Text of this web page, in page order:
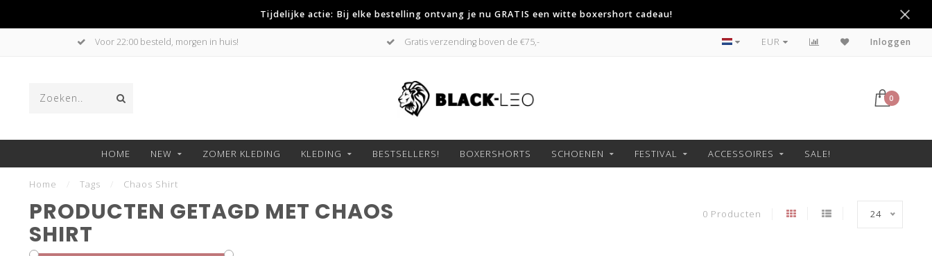
Tijdelijke actie: Bij elke bestelling ontvang je nu GRATIS een witte boxershort cadeau!
Voor 22:00 besteld, morgen in huis! Gratis verzending boven de €75,- Betaal achteraf met Klarna
EUR Inloggen
0
HOME NEW ZOMER KLEDING KLEDING BESTSELLERS! BOXERSHORTS SCHOENEN FESTIVAL ACCESSOIRES SALE!
Home Tags Chaos Shirt
PRODUCTEN GETAGD MET CHAOS
SHIRT
0 Producten 24